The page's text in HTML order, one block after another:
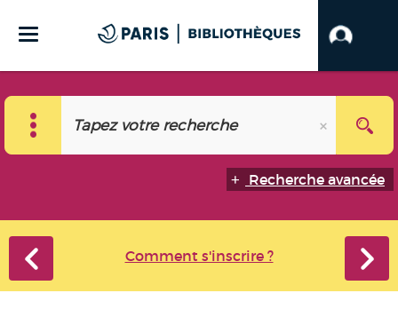
Recherche avancée
Comment s'inscrire ?